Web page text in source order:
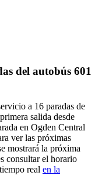
del autobús 601
a 16 paradas de
salida desde
en Ogden Central
ver las próximas
mostrará la próxima
consultar el horario
real en la